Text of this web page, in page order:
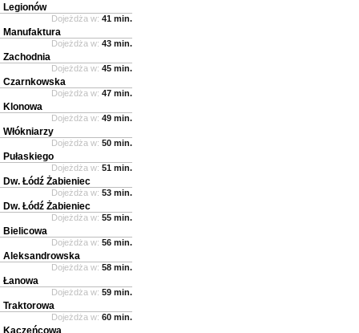
Legionów
Dojeżdża w: 41 min.
Manufaktura
Dojeżdża w: 43 min.
Zachodnia
Dojeżdża w: 45 min.
Czarnkowska
Dojeżdża w: 47 min.
Klonowa
Dojeżdża w: 49 min.
Włókniarzy
Dojeżdża w: 50 min.
Pułaskiego
Dojeżdża w: 51 min.
Dw. Łódź Żabieniec
Dojeżdża w: 53 min.
Dw. Łódź Żabieniec
Dojeżdża w: 55 min.
Bielicowa
Dojeżdża w: 56 min.
Aleksandrowska
Dojeżdża w: 58 min.
Łanowa
Dojeżdża w: 59 min.
Traktorowa
Dojeżdża w: 60 min.
Kaczeńcowa